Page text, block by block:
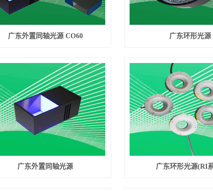
广东外置同轴光源 CO60 广东环形光源
广东外置同轴光源 广东环形光源(RI